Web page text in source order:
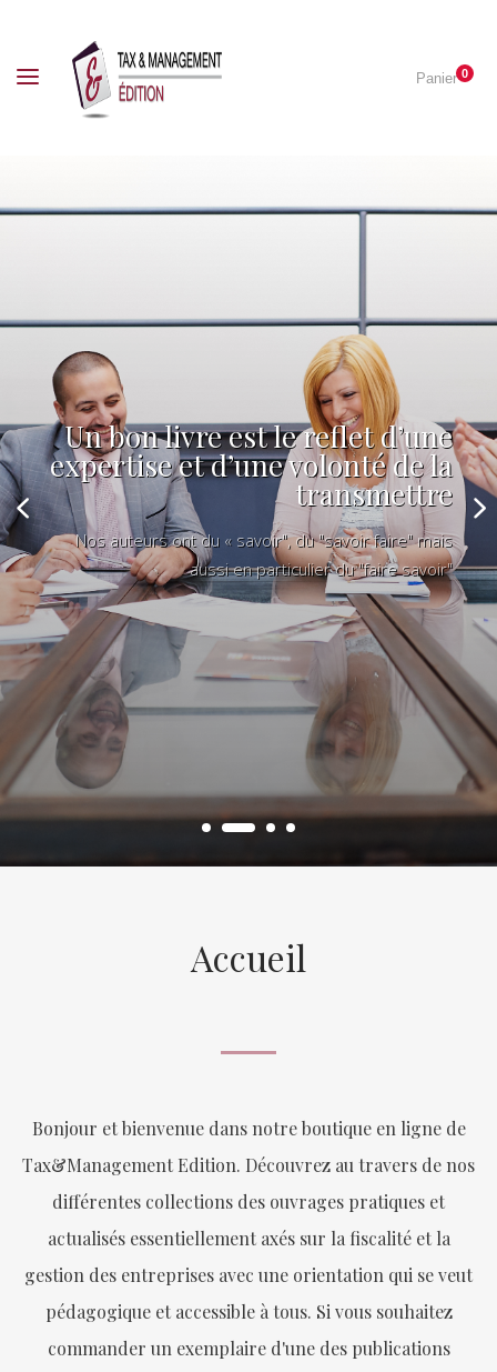
Panier0
Un bon livre est le reflet d’une
expertise et d’une volonté de la
transmettre
Nos auteurs ont du « savoir", du "savoir faire" mais
aussi en particulier du "faire savoir"
Accueil
Bonjour et bienvenue dans notre boutique en ligne de
Tax&Management Edition. Découvrez au travers de nos
différentes collections des ouvrages pratiques et
actualisés essentiellement axés sur la fiscalité et la
gestion des entreprises avec une orientation qui se veut
pédagogique et accessible à tous. Si vous souhaitez
commander un exemplaire d'une des publications